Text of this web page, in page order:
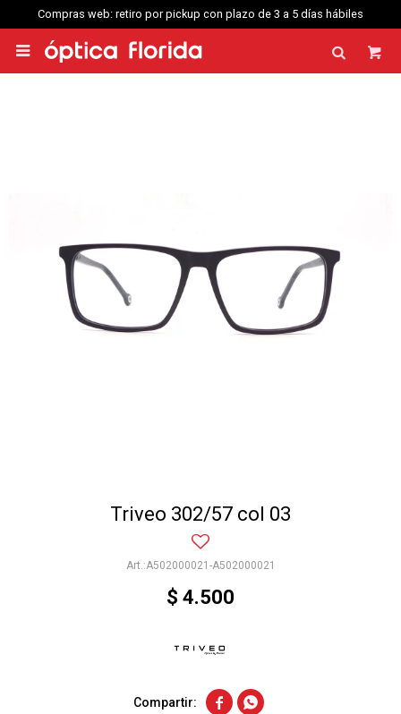
Compras web: retiro por pickup con plazo de 3 a 5 días hábiles

Triveo 302/57 col 03
A502000021-A502000021
$ 4.500
 